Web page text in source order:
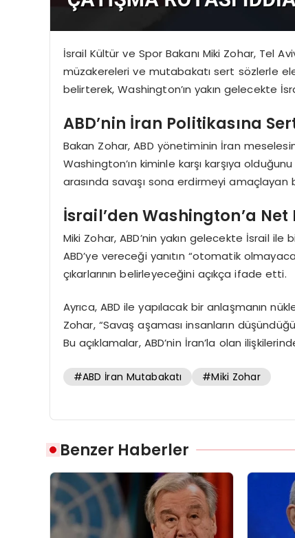
İsrail Kültür ve Spor Bakanı Miki Zohar, Tel
müzakereleri ve mutabakatı sert sözlerle
belirterek, Washington’ın yakın gelecekte
ABD’nin İran Politikasına
Bakan Zohar, ABD yönetiminin İran
Washington’ın kiminle karşı karşıya
arasında savaşı sona erdirmeyi amaçlayan
İsrail’den Washington’a Net
Miki Zohar, ABD’nin yakın gelecekte İsrail
ABD’ye vereceği yanıtın “otomatik
çıkarlarının belirleyeceğini açıkça ifade etti.
Ayrıca, ABD ile yapılacak bir anlaşmanın
Zohar, “Savaş aşaması insanların
Bu açıklamalar, ABD’nin İran’la olan
#ABD İran Mutabakatı #Miki Zohar
Benzer Haberler